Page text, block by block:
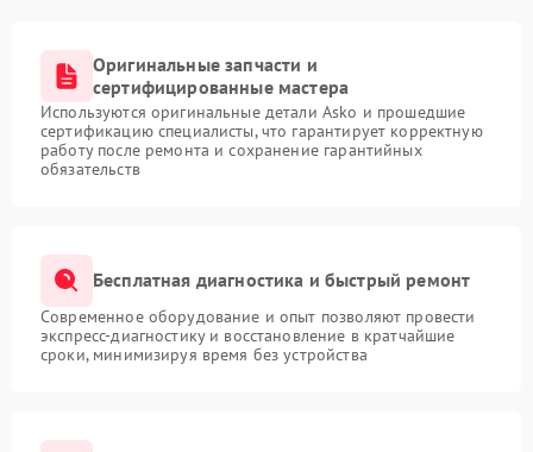
Оригинальные запчасти и
сертифицированные мастера
Используются оригинальные детали Asko и прошедшие
сертификацию специалисты, что гарантирует корректную
работу после ремонта и сохранение гарантийных
обязательств
Бесплатная диагностика и быстрый ремонт
Современное оборудование и опыт позволяют провести
экспресс-диагностику и восстановление в кратчайшие
сроки, минимизируя время без устройства